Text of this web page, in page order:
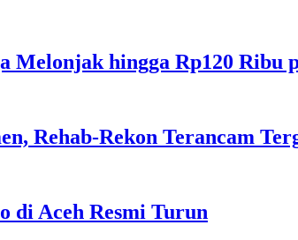
Melonjak hingga Rp120 Ribu
Rehab-Rekon Terancam
di Aceh Resmi Turun